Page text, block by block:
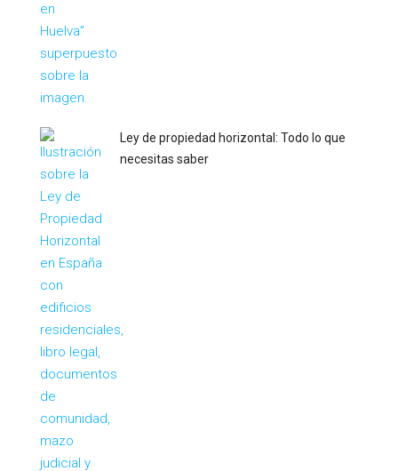
Ley de propiedad horizontal: Todo lo que
necesitas saber